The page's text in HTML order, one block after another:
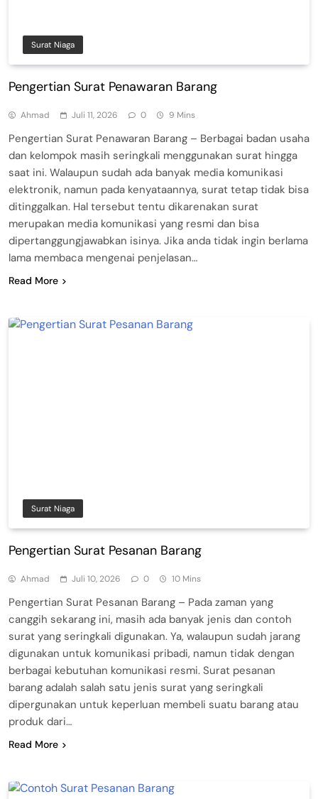
Surat Niaga
Pengertian Surat Penawaran Barang
Ahmad Juli 11, 2026 0 9 Mins
Pengertian Surat Penawaran Barang – Berbagai badan usaha
dan kelompok masih seringkali menggunakan surat hingga
saat ini. Walaupun sudah ada banyak media komunikasi
elektronik, namun pada kenyataannya, surat tetap tidak bisa
ditinggalkan. Hal tersebut tentu dikarenakan surat
merupakan media komunikasi yang resmi dan bisa
dipertanggungjawabkan isinya. Jika anda tidak ingin berlama
lama membaca mengenai penjelasan…
Read More
Surat Niaga
Pengertian Surat Pesanan Barang
Ahmad Juli 10, 2026 0 10 Mins
Pengertian Surat Pesanan Barang – Pada zaman yang
canggih sekarang ini, masih ada banyak jenis dan contoh
surat yang seringkali digunakan. Ya, walaupun sudah jarang
digunakan untuk komunikasi pribadi, namun tidak dengan
berbagai kebutuhan komunikasi resmi. Surat pesanan
barang adalah salah satu jenis surat yang seringkali
dipergunakan untuk keperluan membeli suatu barang atau
produk dari…
Read More